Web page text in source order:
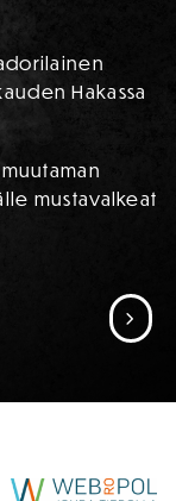
Hakassa
mustavalkeat